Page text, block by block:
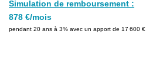
Simulation de remboursement :
878 €/mois
pendant 20 ans à 3% avec un apport de 17 600 €